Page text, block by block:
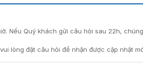
YDG 413 chuyên dùng cho cửa kính
Nếu Quý khách gửi câu hỏi sau 22h,
lòng đặt câu hỏi để nhận được cập nhật